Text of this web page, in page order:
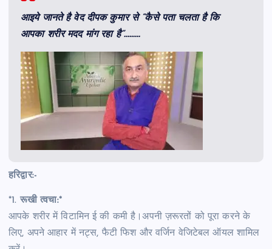
आइये जानते है वेद दीपक कुमार से “कैसे पता चलता है कि
आपका शरीर मदद मांग रहा है”………
हरिद्वार:-
*1. रूखी त्वचा:*
आपके शरीर में विटामिन ई की कमी है।अपनी ज़रूरतों को पूरा करने के
लिए, अपने आहार में नट्स, फैटी फिश और वर्जिन वेजिटेबल ऑयल शामिल